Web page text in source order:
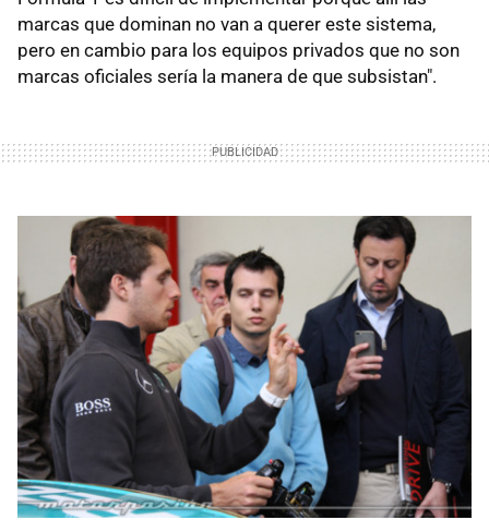
marcas que dominan no van a querer este sistema,
pero en cambio para los equipos privados que no son
marcas oficiales sería la manera de que subsistan".